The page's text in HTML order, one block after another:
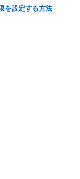
を設定する方法